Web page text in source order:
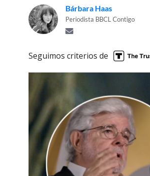
Bárbara Haas
Periodista BBCL Contigo
Seguimos criterios de